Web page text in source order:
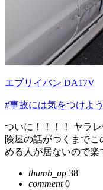
エブリイバン DA17V
#事故には気をつけよう
ついに！！！！ ヤラ
険屋の話がつくまで
める人が居ないので楽
thumb_up 38
comment0